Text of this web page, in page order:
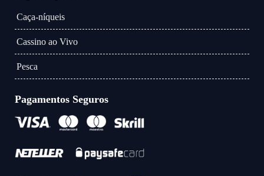
Caça-níqueis
Cassino ao Vivo
Pesca
Pagamentos Seguros